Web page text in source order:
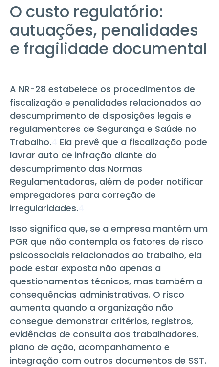
O custo regulatório:
autuações, penalidades
e fragilidade documental
A NR-28 estabelece os procedimentos de
fiscalização e penalidades relacionados ao
descumprimento de disposições legais e
regulamentares de Segurança e Saúde no
Trabalho.
Ela prevê que a fiscalização pode
lavrar auto de infração diante do
descumprimento das Normas
Regulamentadoras, além de poder notificar
empregadores para correção de
irregularidades.
Isso significa que, se a empresa mantém um
PGR que não contempla os fatores de risco
psicossociais relacionados ao trabalho, ela
pode estar exposta não apenas a
questionamentos técnicos, mas também a
consequências administrativas. O risco
aumenta quando a organização não
consegue demonstrar critérios, registros,
evidências de consulta aos trabalhadores,
plano de ação, acompanhamento e
integração com outros documentos de SST.